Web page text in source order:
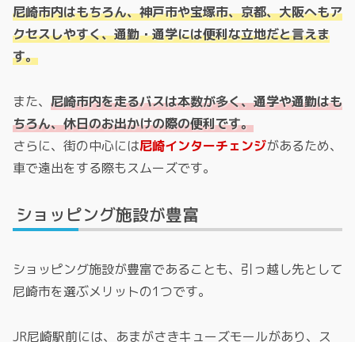
尼崎市内はもちろん、神戸市や宝塚市、京都、大阪へもア
クセスしやすく、通勤・通学には便利な立地だと言えま
す。
また、 尼崎市内を走るバスは本数が多く、通学や通勤はも
ちろん、休日のお出かけの際の便利です。
さらに、街の中心には尼崎インターチェンジがあるため、
車で遠出をする際もスムーズです。
ショッピング施設が豊富
ショッピング施設が豊富であることも、引っ越し先として
尼崎市を選ぶメリットの1つです。
JR尼崎駅前には、あまがさきキューズモールがあり、ス